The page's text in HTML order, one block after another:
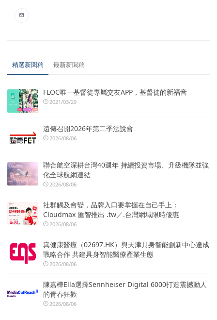
精選新聞稿 最新新聞稿
FLOC唯一基督徒專屬交友APP，基督徒的新福音
2021/03/29
遠傳召開2026年第二季法說會
2026/08/06
聯合航空深耕台灣40週年 持續投資市場、升級機隊並強
化全球航網連結
2026/08/06
社群觸及會變，品牌入口要掌握在自己手上：
Cloudmax 匯智推出 .tw／.台灣網域限時優惠
2026/08/06
真健康醫療（02697.HK）與天津具身智能創新中心達成
戰略合作 共建具身智能醫療產業生態
2026/08/06
陳嘉樺Ella選擇Sennheiser Digital 6000打造震撼動人
的青春狂歡
2026/08/06